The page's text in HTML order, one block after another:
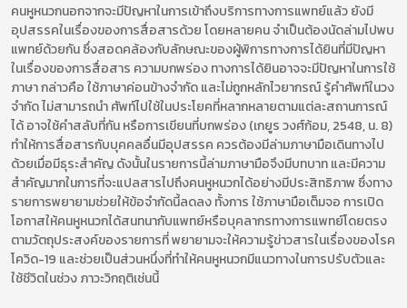
คนหูหนวกนอกจากจะมีปัญหาในการเข้าถึงบริการทางการแพทย์แล้ว ยังมี
อุปสรรคในเรื่องของการสื่อสารด้วย โดยหลายคน จำเป็นต้องนัดล่ามไปพบ
แพทย์ด้วยกัน ซึ่งสอดคล้องกับลักษณะของผู้พิการทางการได้ยินที่มีปัญหา
ในเรื่องของการสื่อสาร ความบกพร่อง ทางการได้ยินอาจจะมีปัญหาในการใช้
ภาษา กล่าวคือ ใช้ภาษาค่อนข้างจำกัด และไม่ถูกหลักไวยากรณ์ รู้คำศัพท์ในวง
จำกัด ไม่สามารถนำ ศัพท์ไปใช้ในประโยคที่หลากหลายตามแต่ละสถานการณ์
ได้ อาจใช้คำสลับที่กัน หรือการเขียนที่บกพร่อง (เกยูร วงศ์ก้อม, 2548, น. 8)
ทำให้การสื่อสารกับบุคคลอื่นมีอุปสรรค ควรต้องมีล่ามภาษามือเดินทางไป
ด้วยเมื่อมีธุระสำคัญ ดังนั้นในรายการนี้ล่ามภาษามือจึงมีบทบาท และมีความ
สำคัญมากในการที่จะแปลสารไปถึงคนหูหนวกได้อย่างมีประสิทธิภาพ ซึ่งทาง
รายการพยายามช่วยให้ข้อจำกัดนี้ลดลง ทั้งการ ใช้ภาษามือเต็มจอ การเปิด
โอกาสให้คนหูหนวกได้สนทนากับแพทย์หรือบุคลากรทางการแพทย์โดยตรง
ตามวัตถุประสงค์ของรายการที่ พยายามจะให้ความรู้ข่าวสารในเรื่องของโรค
โควิด-19 และช่วยเป็นส่วนหนึ่งที่ทำให้คนหูหนวกมีแนวทางในการปรับตัวและ
ใช้ชีวิตในช่วง ภาวะวิกฤติเช่นนี้